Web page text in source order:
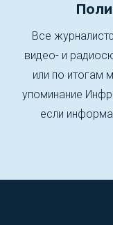
Все
видео- и
или по итогам
упоминание
если